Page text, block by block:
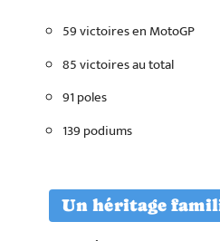
59 victoires en MotoGP
85 victoires au total
91 poles
139 podiums
Un héritage